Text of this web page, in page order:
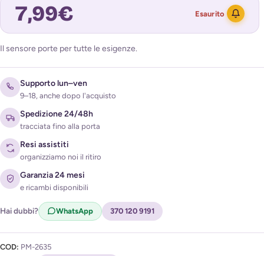
7,99€ Esaurito
Acconsento al trattamento dei miei dati per ricevere
l'avviso di disponibilità (
Il sensore porte per tutte le esigenze.
Supporto lun–ven
9–18, anche dopo l'acquisto
Spedizione 24/48h
tracciata fino alla porta
Resi assistiti
organizziamo noi il ritiro
Garanzia 24 mesi
e ricambi disponibili
Hai dubbi? WhatsApp 370 120 9191
COD: PM-2635